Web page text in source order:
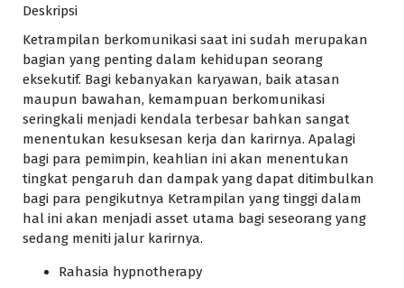
Deskripsi
Ketrampilan berkomunikasi saat ini sudah merupakan
bagian yang penting dalam kehidupan seorang
eksekutif. Bagi kebanyakan karyawan, baik atasan
maupun bawahan, kemampuan berkomunikasi
seringkali menjadi kendala terbesar bahkan sangat
menentukan kesuksesan kerja dan karirnya. Apalagi
bagi para pemimpin, keahlian ini akan menentukan
tingkat pengaruh dan dampak yang dapat ditimbulkan
bagi para pengikutnya Ketrampilan yang tinggi dalam
hal ini akan menjadi asset utama bagi seseorang yang
sedang meniti jalur karirnya.
Rahasia hypnotherapy